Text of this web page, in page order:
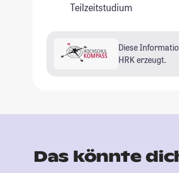
Teilzeitstudium
Diese
HRK erzeugt.
Das könnte